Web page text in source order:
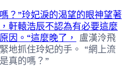
？”玲妃淚的渴望的眼神望著
軒轅浩辰不認為有必要這麼
因。“這麼晚了，
盧漢泠飛
地抓住玲妃的手。 “網上流
真的嗎？”